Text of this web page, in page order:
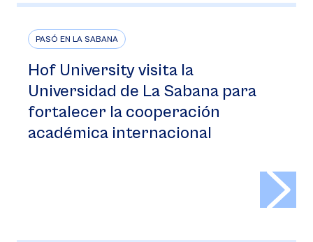
PASÓ EN LA SABANA
Hof University visita la
Universidad de La Sabana para
fortalecer la cooperación
académica internacional